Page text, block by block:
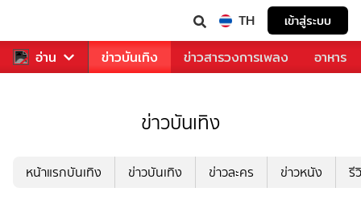
TH เข้าสู่ระบบ
อ่าน
กีฬา ข่าว ข่าวบันเทิง ข่าวสารวงการเพลง อาหาร
ข่าวบันเทิง
หน้าแรกบันเทิง ข่าวบันเทิง ข่าวละคร ข่าวหนัง รี